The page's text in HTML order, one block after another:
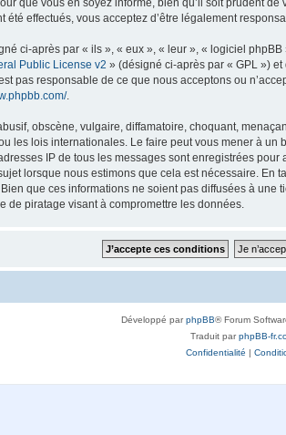
effectués, vous acceptez d’être légalement
ci-après par « ils », « eux », « leur », « logiciel
Public License v2 » (désigné ci-après par « GPL »)
pas responsable de ce que nous acceptons ou
.
obscène, vulgaire, diffamatoire, choquant,
les lois internationales. Le faire peut vous mener à
IP de tous les messages sont enregistrées
lorsque nous estimons que cela est nécessaire.
que ces informations ne soient pas diffusées à
de piratage visant à compromettre les données.
Développé parphpBB® Forum
Traduit parphpBB-
Confidentialité |